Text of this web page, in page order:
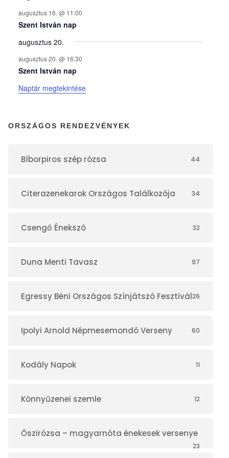
y
e
k
n
a
á
r
augusztus 16. @ 11:00
Szent István nap
augusztus 20.
augusztus 20. @ 16:30
Szent István nap
Naptár megtekintése
ORSZÁGOS RENDEZVÉNYEK
Bíborpiros szép rózsa 44
Citerazenekarok Országos Találkozója 34
Csengő Énekszó 32
Duna Menti Tavasz 97
Egressy Béni Országos Színjátszó Fesztivál26
Ipolyi Arnold Népmesemondó Verseny 60
Kodály Napok 11
Könnyűzenei szemle 12
Őszirózsa – magyarnóta énekesek versenye
23